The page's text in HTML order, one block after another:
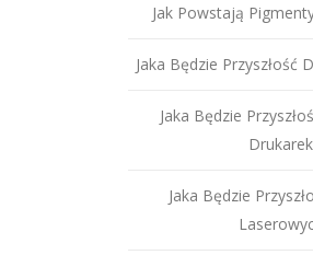
Jak Powstają
Jaka Będzie Przyszłość
Jaka Będzie
Jaka Będzie